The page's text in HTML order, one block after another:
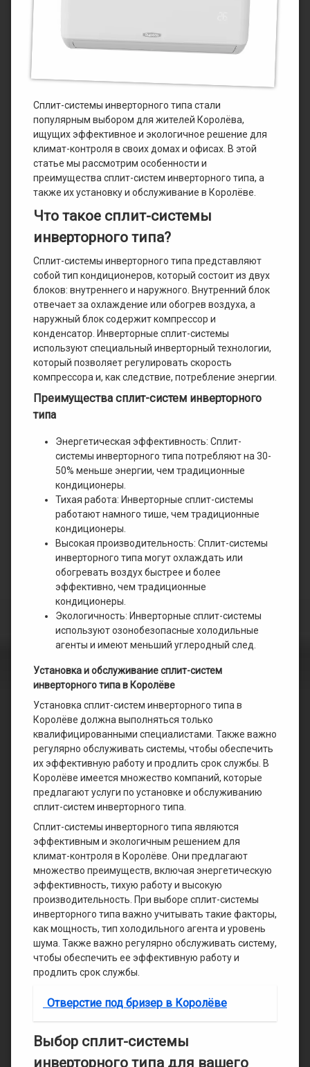
Сплит-системы инверторного типа стали
популярным выбором для жителей Королёва,
ищущих эффективное и экологичное решение для
климат-контроля в своих домах и офисах. В этой
статье мы рассмотрим особенности и
преимущества сплит-систем инверторного типа, а
также их установку и обслуживание в Королёве.
Что такое сплит-системы
инверторного типа?
Сплит-системы инверторного типа представляют
собой тип кондиционеров, который состоит из двух
блоков: внутреннего и наружного. Внутренний блок
отвечает за охлаждение или обогрев воздуха, а
наружный блок содержит компрессор и
конденсатор. Инверторные сплит-системы
используют специальный инверторный технологии,
который позволяет регулировать скорость
компрессора и, как следствие, потребление энергии.
Преимущества сплит-систем инверторного
типа
Энергетическая эффективность: Сплит-
системы инверторного типа потребляют на 30-
50% меньше энергии, чем традиционные
кондиционеры.
Тихая работа: Инверторные сплит-системы
работают намного тише, чем традиционные
кондиционеры.
Высокая производительность: Сплит-системы
инверторного типа могут охлаждать или
обогревать воздух быстрее и более
эффективно, чем традиционные
кондиционеры.
Экологичность: Инверторные сплит-системы
используют озонобезопасные холодильные
агенты и имеют меньший углеродный след.
Установка и обслуживание сплит-систем
инверторного типа в Королёве
Установка сплит-систем инверторного типа в
Королёве должна выполняться только
квалифицированными специалистами. Также важно
регулярно обслуживать системы, чтобы обеспечить
их эффективную работу и продлить срок службы. В
Королёве имеется множество компаний, которые
предлагают услуги по установке и обслуживанию
сплит-систем инверторного типа.
Сплит-системы инверторного типа являются
эффективным и экологичным решением для
климат-контроля в Королёве. Они предлагают
множество преимуществ, включая энергетическую
эффективность, тихую работу и высокую
производительность. При выборе сплит-системы
инверторного типа важно учитывать такие факторы,
как мощность, тип холодильного агента и уровень
шума. Также важно регулярно обслуживать систему,
чтобы обеспечить ее эффективную работу и
продлить срок службы.
Отверстие под бризер в Королёве
Выбор сплит-системы
инверторного типа для вашего